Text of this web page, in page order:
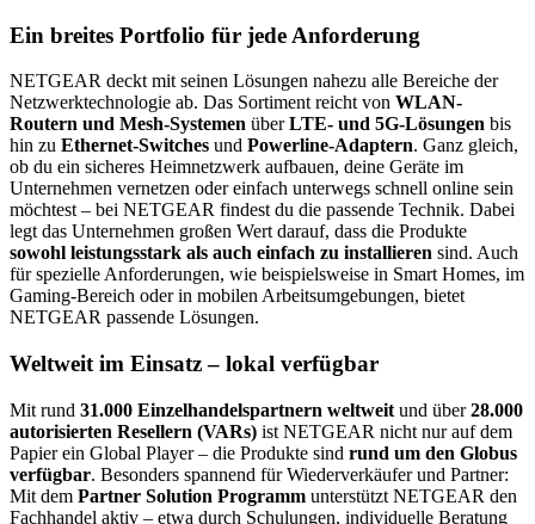
Ein breites Portfolio für jede Anforderung
NETGEAR deckt mit seinen Lösungen nahezu alle Bereiche der
Netzwerktechnologie ab. Das Sortiment reicht von WLAN-
Routern und Mesh-Systemen überLTE- und 5G-Lösungen bis
hin zu Ethernet-Switches und Powerline-Adaptern. Ganz gleich,
ob du ein sicheres Heimnetzwerk aufbauen, deine Geräte im
Unternehmen vernetzen oder einfach unterwegs schnell online sein
möchtest – bei NETGEAR findest du die passende Technik. Dabei
legt das Unternehmen großen Wert darauf, dass die Produkte
sowohl leistungsstark als auch einfach zu installieren sind. Auch
für spezielle Anforderungen, wie beispielsweise in Smart Homes, im
Gaming-Bereich oder in mobilen Arbeitsumgebungen, bietet
NETGEAR passende Lösungen.
Weltweit im Einsatz – lokal verfügbar
Mit rund 31.000 Einzelhandelspartnern weltweit und über28.000
autorisierten Resellern (VARs) ist NETGEAR nicht nur auf dem
Papier ein Global Player – die Produkte sind rund um den Globus
verfügbar. Besonders spannend für Wiederverkäufer und Partner:
Mit dem Partner Solution Programm unterstützt NETGEAR den
Fachhandel aktiv – etwa durch Schulungen, individuelle Beratung